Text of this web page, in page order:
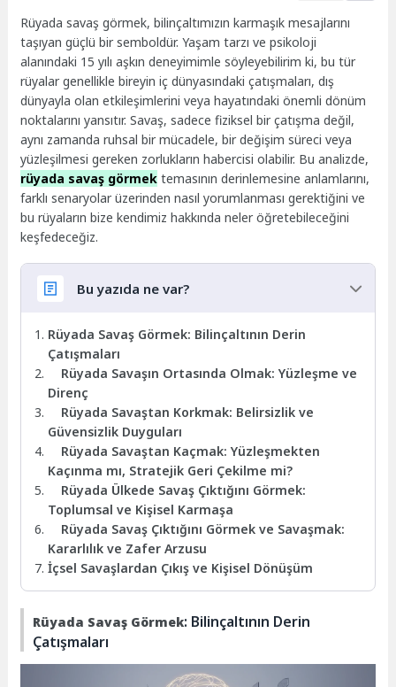
Rüyada savaş görmek, bilinçaltımızın karmaşık mesajlarını
taşıyan güçlü bir semboldür. Yaşam tarzı ve psikoloji
alanındaki 15 yılı aşkın deneyimimle söyleyebilirim ki, bu tür
rüyalar genellikle bireyin iç dünyasındaki çatışmaları, dış
dünyayla olan etkileşimlerini veya hayatındaki önemli dönüm
noktalarını yansıtır. Savaş, sadece fiziksel bir çatışma değil,
aynı zamanda ruhsal bir mücadele, bir değişim süreci veya
yüzleşilmesi gereken zorlukların habercisi olabilir. Bu analizde,
rüyada savaş görmek temasının derinlemesine anlamlarını,
farklı senaryolar üzerinden nasıl yorumlanması gerektiğini ve
bu rüyaların bize kendimiz hakkında neler öğretebileceğini
keşfedeceğiz.
Bu yazıda ne var?
Rüyada Savaş Görmek: Bilinçaltının Derin
Çatışmaları
Rüyada Savaşın Ortasında Olmak: Yüzleşme ve
Direnç
Rüyada Savaştan Korkmak: Belirsizlik ve
Güvensizlik Duyguları
Rüyada Savaştan Kaçmak: Yüzleşmekten
Kaçınma mı, Stratejik Geri Çekilme mi?
Rüyada Ülkede Savaş Çıktığını Görmek:
Toplumsal ve Kişisel Karmaşa
Rüyada Savaş Çıktığını Görmek ve Savaşmak:
Kararlılık ve Zafer Arzusu
İçsel Savaşlardan Çıkış ve Kişisel Dönüşüm
Rüyada Savaş Görmek: Bilinçaltının Derin
Çatışmaları